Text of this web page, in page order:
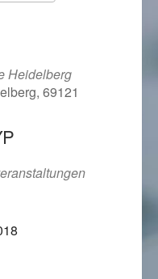
Heidelberg
69121